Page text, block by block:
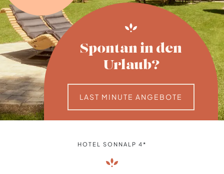
Spontan in den
Urlaub?
LAST MINUTE ANGEBOTE
HOTEL SONNALP 4*